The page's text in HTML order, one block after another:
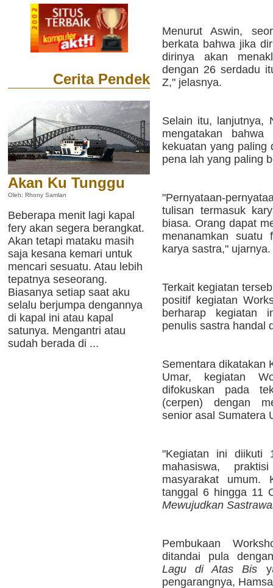
Cerita Pendek
Akan Ku Tunggu
Oleh: Rhony Samlan
Beberapa menit lagi kapal
fery akan segera berangkat.
Akan tetapi mataku masih
saja kesana kemari untuk
mencari sesuatu. Atau lebih
tepatnya seseorang.
Biasanya setiap saat aku
selalu berjumpa dengannya
di kapal ini atau kapal
satunya. Mengantri atau
sudah berada di ...
Menurut Aswin,
berkata bahwa jika
dirinya akan
dengan 26 serdadu
Z," jelasnya.
Selain itu, lanjutnya,
mengatakan
kekuatan yang paling
pena lah yang paling
"Pernyataan-
tulisan termasuk
biasa. Orang dapat
menanamkan
karya sastra," ujarnya.
Terkait kegiatan
positif kegiatan
berharap kegiatan
penulis sastra handal
Sementara dikatakan
Umar, kegiatan
difokuskan pada
(cerpen) dengan
senior asal Sumatera
"Kegiatan ini diikuti
mahasiswa,
masyarakat umum.
tanggal 6 hingga 11
Mewujudkan
Pembukaan
ditandai pula
Lagu di Atas Bis
pengarangnya,